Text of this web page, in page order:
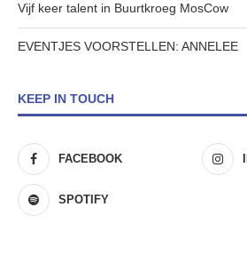
Vijf keer talent in Buurtkroeg MosCow
EVENTJES VOORSTELLEN: ANNELEE
KEEP IN TOUCH
FACEBOOK
SPOTIFY